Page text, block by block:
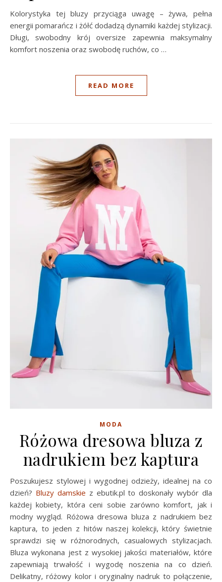
Kolorystyka tej bluzy przyciąga uwagę – żywa, pełna
energii pomarańcz i żółć dodadzą dynamiki każdej stylizacji.
Długi, swobodny krój oversize zapewnia maksymalny
komfort noszenia oraz swobodę ruchów, co …
READ MORE
MODA
Różowa dresowa bluza z
nadrukiem bez kaptura
Poszukujesz stylowej i wygodnej odzieży, idealnej na co
dzień? Bluzy damskie z ebutik.pl to doskonały wybór dla
każdej kobiety, która ceni sobie zarówno komfort, jak i
modny wygląd. Różowa dresowa bluza z nadrukiem bez
kaptura, to jeden z hitów naszej kolekcji, który świetnie
sprawdzi się w różnorodnych, casualowych stylizacjach.
Bluza wykonana jest z wysokiej jakości materiałów, które
zapewniają trwałość i wygodę noszenia na co dzień.
Delikatny, różowy kolor i oryginalny nadruk to połączenie,